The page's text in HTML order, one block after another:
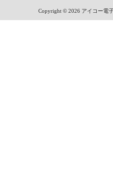
Copyright © 2026 アイコー電